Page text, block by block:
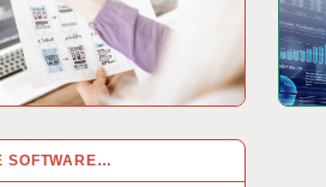
SOFTWARE…